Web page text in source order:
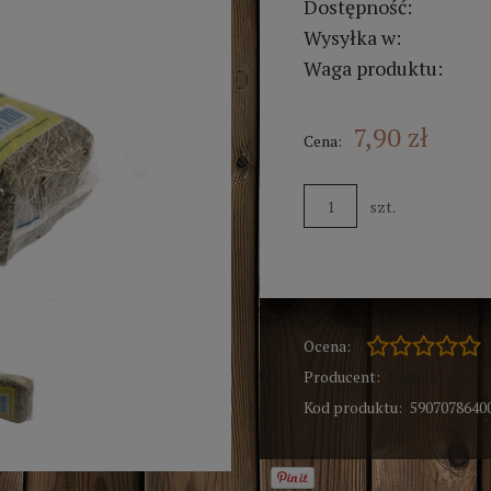
Dostępność:
Wysyłka w:
Waga produktu:
Cena: 7,90 zł
szt.
Ocena:
Producent:
Kod produktu: